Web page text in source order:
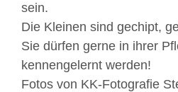
sein.
Die Kleinen sind gechipt,
Sie dürfen gerne in ihrer
kennengelernt werden!
Fotos von KK-Fotografie